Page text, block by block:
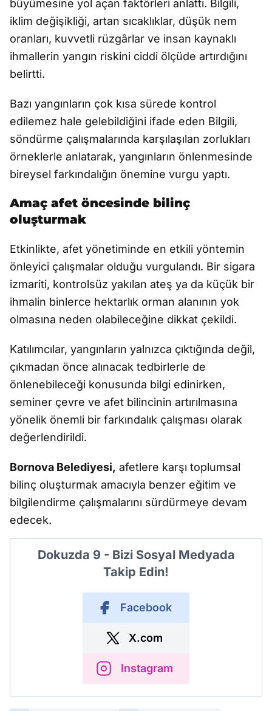
büyümesine yol açan faktörleri anlattı. Bilgili,
iklim değişikliği, artan sıcaklıklar, düşük nem
oranları, kuvvetli rüzgârlar ve insan kaynaklı
ihmallerin yangın riskini ciddi ölçüde artırdığını
belirtti.
Bazı yangınların çok kısa sürede kontrol
edilemez hale gelebildiğini ifade eden Bilgili,
söndürme çalışmalarında karşılaşılan zorlukları
örneklerle anlatarak, yangınların önlenmesinde
bireysel farkındalığın önemine vurgu yaptı.
Amaç afet öncesinde bilinç
oluşturmak
Etkinlikte, afet yönetiminde en etkili yöntemin
önleyici çalışmalar olduğu vurgulandı. Bir sigara
izmariti, kontrolsüz yakılan ateş ya da küçük bir
ihmalin binlerce hektarlık orman alanının yok
olmasına neden olabileceğine dikkat çekildi.
Katılımcılar, yangınların yalnızca çıktığında değil,
çıkmadan önce alınacak tedbirlerle de
önlenebileceği konusunda bilgi edinirken,
seminer çevre ve afet bilincinin artırılmasına
yönelik önemli bir farkındalık çalışması olarak
değerlendirildi.
Bornova Belediyesi, afetlere karşı toplumsal
bilinç oluşturmak amacıyla benzer eğitim ve
bilgilendirme çalışmalarını sürdürmeye devam
edecek.
Dokuzda 9 - Bizi Sosyal Medyada
Takip Edin!
Facebook
X.com
Instagram